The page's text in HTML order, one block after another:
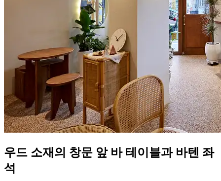
우드 소재의 창문 앞 바 테이블과 바텐 좌
석